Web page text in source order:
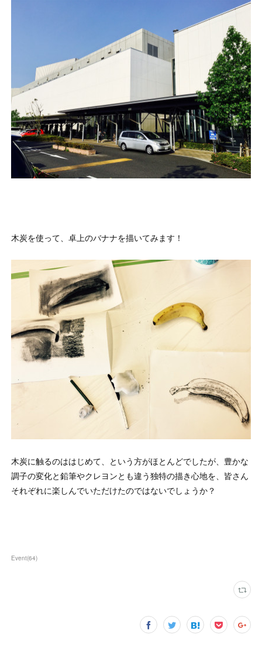
木炭を使って、卓上のバナナを描いてみます！
木炭に触るのははじめて、という方がほとんどでしたが、豊かな
調子の変化と鉛筆やクレヨンとも違う独特の描き心地を、皆さん
それぞれに楽しんでいただけたのではないでしょうか？
Event(64)